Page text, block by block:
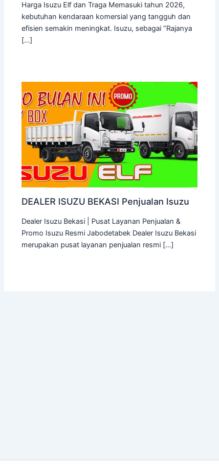
Harga Isuzu Elf dan Traga Memasuki tahun 2026,
kebutuhan kendaraan komersial yang tangguh dan
efisien semakin meningkat. Isuzu, sebagai “Rajanya
[…]
DEALER ISUZU BEKASI Penjualan Isuzu
Dealer Isuzu Bekasi | Pusat Layanan Penjualan &
Promo Isuzu Resmi Jabodetabek Dealer Isuzu Bekasi
merupakan pusat layanan penjualan resmi […]